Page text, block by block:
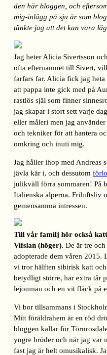
den här bloggen, och
mig-inlägg på sju år som
tänkte jag att det kan vara
Jag heter Alicia Sivertsson
ofta efternamnet till Sivert,
farfars far. Alicia fick jag
att pappa inte gick med på
rastlös själ som finner
jag skapar i stort sett varje
eller måleri men jag
och tekniker för att hantera
omkring och inuti mig.
Jag håller ihop med Andreas
jävla kär i, och dessutom
julikväll förra sommaren! På
Italienska alperna. Friluftsliv
gemensamma intressen.
Till vår familj hör också
Vifslan (höger). De är tre
adopterade dem våren 2015.
vi tror hälften sibirisk katt
betydligt större, har extra tår
lejonman och en vit fläck på
Vi bor tillsammans i
Mitt föräldrahem är en röd
bloggen kallar för
yngre bröder och när jag var
fast jag är helt omusikalisk.